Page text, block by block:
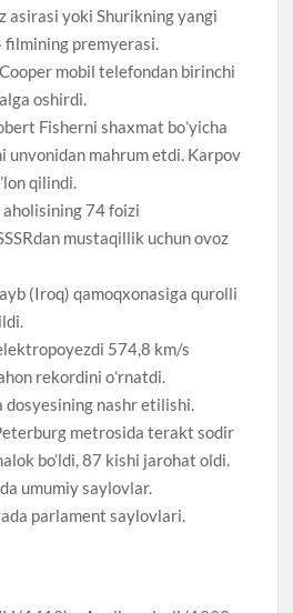
asirasi yoki Shurikning yangi
premyerasi.
mobil telefondan birinchi
oshirdi.
Fisherni shaxmat boʻyicha
unvonidan mahrum etdi. Karpov
qilindi.
74 foizi
mustaqillik uchun ovoz
(Iroq) qamoqxonasiga qurolli
574,8 km/s
rekordini oʻrnatdi.
dosyesining nashr etilishi.
metrosida terakt sodir
bo’ldi, 87 kishi jarohat oldi.
umumiy saylovlar.
parlament saylovlari.